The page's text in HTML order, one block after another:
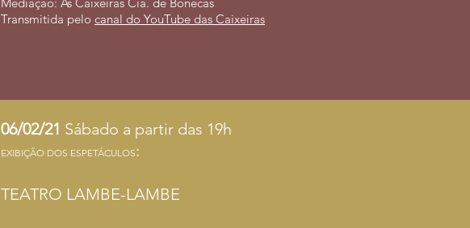
Transmitida pelo canal do YouTube das Caixeiras
06/02/21 Sábado a partir das 19h
EXIBIÇÃO DOS ESPETÁCULOS:
TEATRO LAMBE-LAMBE